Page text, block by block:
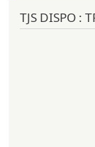
TJS DISPO :